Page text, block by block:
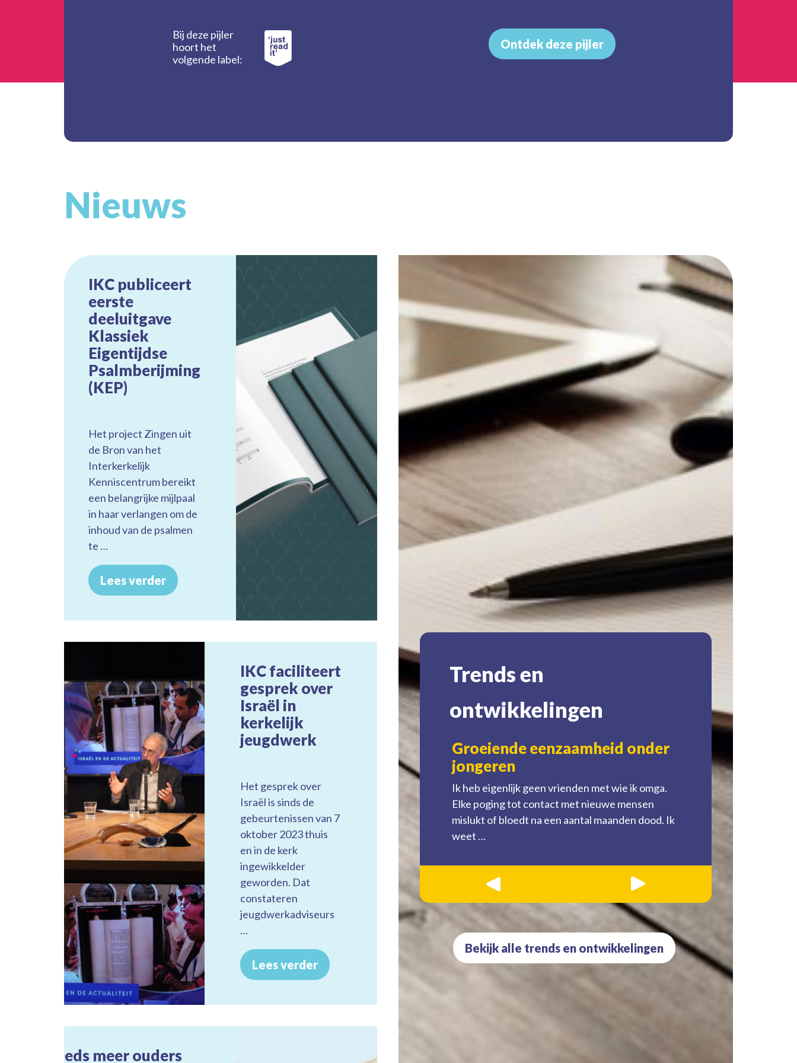
Ontdek deze pijler
Bij deze pijler
hoort het
volgende label:
Nieuws
IKC publiceert
eerste
deeluitgave
Klassiek
Eigentijdse
Psalmberijming
(KEP)
Het project Zingen uit
de Bron van het
Interkerkelijk
Kenniscentrum bereikt
een belangrijke mijlpaal
in haar verlangen om de
inhoud van de psalmen
te …
Lees verder
IKC faciliteert
gesprek over
Israël in
kerkelijk
jeugdwerk
Het gesprek over
Israël is sinds de
gebeurtenissen van 7
oktober 2023 thuis
en in de kerk
ingewikkelder
geworden. Dat
constateren
jeugdwerkadviseurs
…
Lees verder
Steeds meer ouders
Trends en
ontwikkelingen
Ontlezing onder jongeren of
niet?
Jongeren lezen wél! Maar het liefst in het Engels.
Kijk maar op BookTok.
Groeiende eenzaamheid onder
jongeren
Ik heb eigenlijk geen vrienden met wie ik omga.
Elke poging tot contact met nieuwe mensen
mislukt of bloedt na een aantal maanden dood. Ik
weet …
« »
Bekijk alle trends en ontwikkelingen